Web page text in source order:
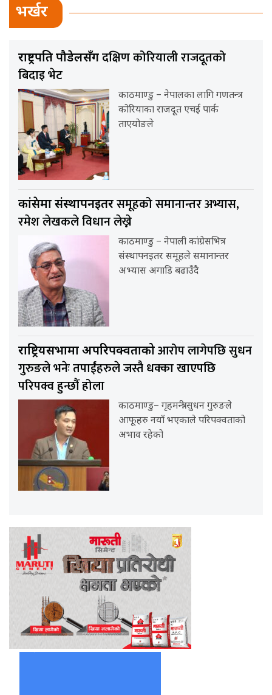
भर्खर
राष्ट्रपति पौडेलसँगदक्षिण कोरियाली राजदूतको
बिदाइ भेट
काठमाण्डु – नेपालका लागि गणतन्त्र
कोरियाका राजदूत एचई पार्क
ताएयोङले
कांग्रेसमा संस्थापनइतरसमूहको समानान्तर अभ्यास,
रमेश लेखकले विधान लेख्ने
काठमाण्डु – नेपाली कांग्रेसभित्र
संस्थापनइतर समूहले समानान्तर
अभ्यास अगाडि बढाउँदै
राष्ट्रियसभामा अपरिपक्वताकोआरोप लागेपछि सुधन
गुरुङले भनेः तपाईंहरुले जस्तै धक्का खाएपछि
परिपक्व हुन्छौं होला
काठमाण्डु– गृहमन्त्री सुधन गुरुङले
आफूहरु नयाँ भएकाले परिपक्वताको
अभाव रहेको